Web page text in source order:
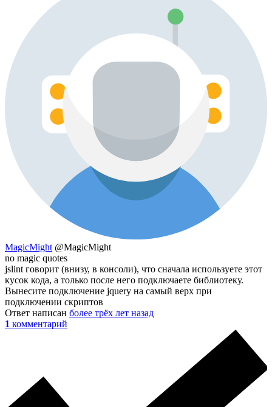
MagicMight @MagicMight
no magic quotes
jslint говорит (внизу, в консоли), что сначала используете этот
кусок кода, а только после него подключаете библиотеку.
Вынесите подключение jquery на самый верх при
подключении скриптов
Ответ написан более трёх лет назад
1 комментарий